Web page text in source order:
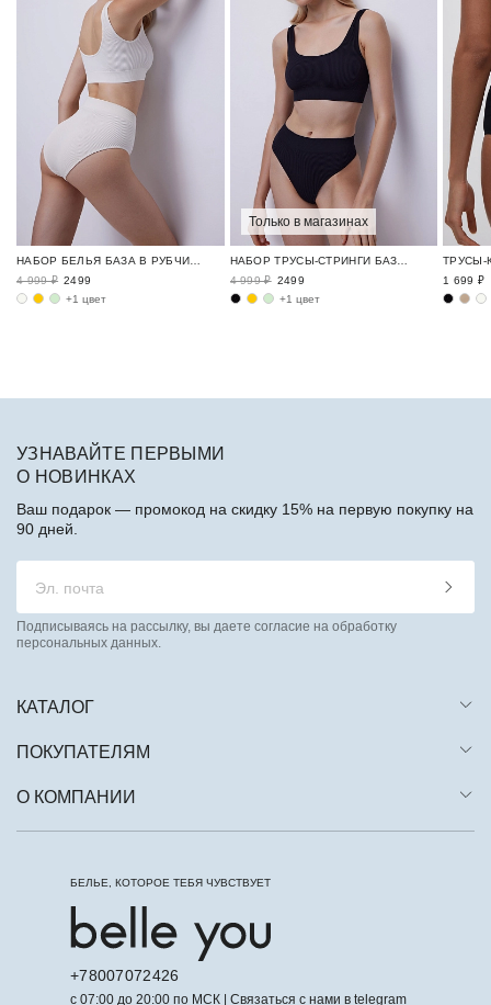
4 999 ₽ 2499
+1 цвет
Только в магазинах
4 999 ₽ 2499
+1 цвет
1 699 ₽
КАТАЛОГ
ПОКУПАТЕЛЯМ
О КОМПАНИИ
УЗНАВАЙТЕ ПЕРВЫМИ
О НОВИНКАХ
Ваш подарок — промокод на скидку 15% на первую покупку на
90 дней.
Подписываясь на рассылку, вы даете согласие на обработку
персональных данных.
БЕЛЬЕ, КОТОРОЕ ТЕБЯ ЧУВСТВУЕТ
+78007072426
с 07:00 до 20:00 по МСК | Связаться с нами в telegram